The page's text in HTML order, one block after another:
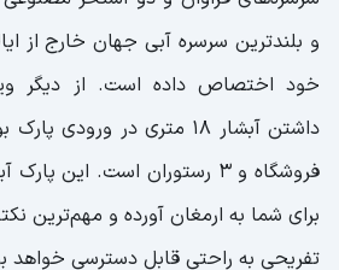
و بلندترین سرسره آبی جهان خارج از
خود اختصاص داده است. از دیگر
فروشگاه و ۳ رستوران است. این
برای شما به ارمغان آورده و مهم‌ترین
تفریحی به راحتی قابل دسترسی خواهد